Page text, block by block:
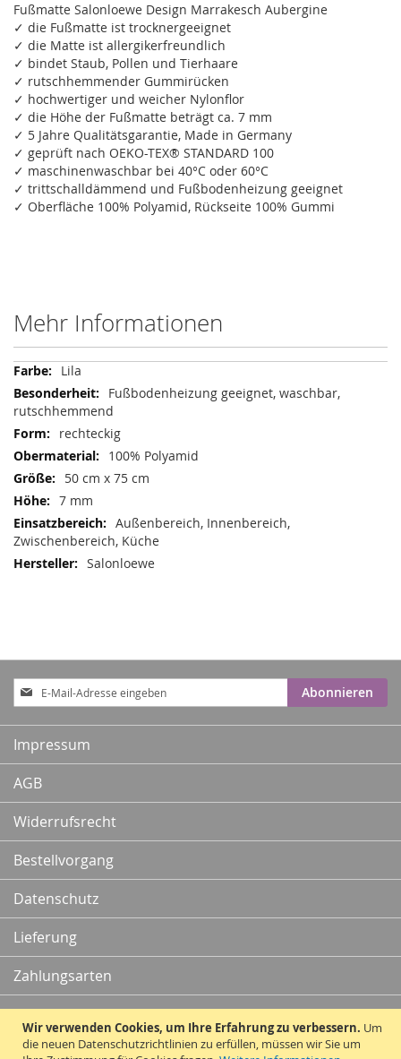
Wir verwenden Cookies, um Ihre Erfahrung zu verbessern. Um
die neuen Datenschutzrichtlinien zu erfüllen, müssen wir Sie um
Fußmatte Salonloewe Design Marrakesch Aubergine
✓ die Fußmatte ist trocknergeeignet
✓ die Matte ist allergikerfreundlich
✓ bindet Staub, Pollen und Tierhaare
✓ rutschhemmender Gummirücken
✓ hochwertiger und weicher Nylonflor
✓ die Höhe der Fußmatte beträgt ca. 7 mm
✓ 5 Jahre Qualitätsgarantie, Made in Germany
✓ geprüft nach OEKO-TEX® STANDARD 100
✓ maschinenwaschbar bei 40°C oder 60°C
✓ trittschalldämmend und Fußbodenheizung geeignet
✓ Oberfläche 100% Polyamid, Rückseite 100% Gummi
Mehr Informationen
Mehr
Informationen
Lila
Fußbodenheizung geeignet, waschbar,
rutschhemmend
rechteckig
100% Polyamid
50 cm x 75 cm
7 mm
Außenbereich, Innenbereich,
Zwischenbereich, Küche
Salonloewe
Anmeldung
zum
Newsletter:
Abonnieren
Impressum
AGB
Widerrufsrecht
Bestellvorgang
Datenschutz
Lieferung
Zahlungsarten
Kontakt